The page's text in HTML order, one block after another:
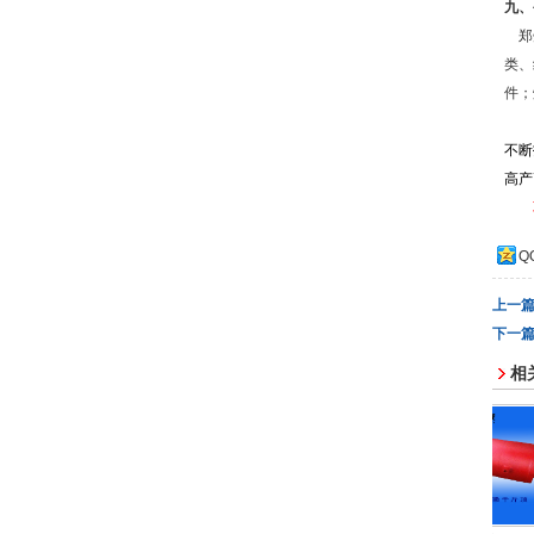
九、
郑
类
件
不
高
上一
下一
相